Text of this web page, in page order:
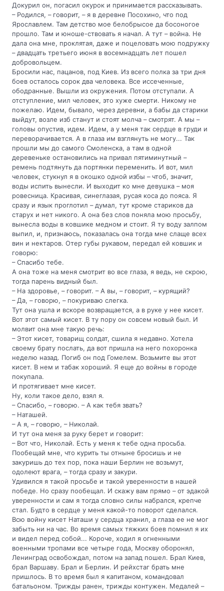
Докурил он, погасил окурок и принимается рассказывать.
– Родился, – говорит, – я в деревне Посохино, что под
Ярославлем. Там детство мое белобрысое да босоногое
прошло. Там и юноше-ствовать я начал. А тут – война. Не
дала она мне, проклятая, даже и поцеловать мою подружку
– двадцать третьего июня в восемнадцать лет пошел
добровольцем.
Бросили нас, пацанов, под Киев. Из всего полка за три дня
боев осталось сорок два человека. Все иссеченные,
ободранные. Вышли из окружения. Потом отступали. А
отступление, мил человек, это хуже смерти. Никому не
пожелаю. Идем, бывало, через деревни, а бабы да старики
выйдут, возле изб станут и стоят молча – смотрят. А мы –
головы опустив, идем. Идем, а у меня так сердце в груди и
переворачивается. А в глаза им взглянуть не могу... Так
прошли мы до самого Смоленска, а там в одной
деревеньке остановились на привал пятиминутный –
ремень подтянуть да портянки переменить. И вот, мил
человек, стукнул я в окошко одной избы – чтоб, значит,
воды испить вынесли. И выходит ко мне девушка – моя
ровесница. Красивая, синеглазая, русая коса до пояса. Я
сразу и язык проглотил – думал, тут кроме стариков да
старух и нет никого. А она без слов поняла мою просьбу,
вынесла воды в ковшике медном и стоит. Я ту воду залпом
выпил, и, признаюсь, показалась она тогда мне слаще всех
вин и нектаров. Отер губы рукавом, передал ей ковшик и
говорю:
– Спасибо тебе.
А она тоже на меня смотрит во все глаза, я ведь, не скрою,
тогда парень видный был.
– На здоровье, – говорит. – А вы, – говорит, – курящий?
– Да, – говорю, – покуриваю слегка.
Тут она ушла и вскоре возвращается, а в руке у нее кисет.
Вот этот самый кисет. В ту пору он совсем новый был. И
молвит она мне такую речь:
– Этот кисет, товарищ солдат, сшила я недавно. Хотела
своему брату послать, да вот пришла на него похоронка
неделю назад. Погиб он под Гомелем. Возьмите вы этот
кисет. В нем и табак хороший. Я еще до войны в городе
покупала.
И протягивает мне кисет.
Ну, коли такое дело, взял я.
– Спасибо, – говорю. – А как тебя звать?
– Наташей.
– А я, – говорю, – Николай.
И тут она меня за руку берет и говорит:
– Вот что, Николай. Есть у меня к тебе одна просьба.
Пообещай мне, что курить ты отныне бросишь и не
закуришь до тех пор, пока наши Берлин не возьмут,
одолеют врага, – тогда сразу и закури.
Удивился я такой просьбе и такой уверенности в нашей
победе. Но сразу пообещал. И скажу вам прямо – от эдакой
уверенности и сам я тогда словно силы набрался, крепче
стал. Будто в сердце у меня какой-то поворот сделался.
Всю войну кисет Наташи у сердца хранил, а глаза ее не мог
забыть ни на час. Во время самых тяжких боев помнил я их
и видел перед собой... Короче, ходил я огненными
военными тропами все четыре года, Москву оборонял,
Ленинград освобождал, потом на запад пошел. Брал Киев,
брал Варшаву. Брал и Берлин. И рейхстаг брать мне
пришлось. В то время был я капитаном, командовал
батальоном. Трижды ранен, трижды контужен. Медалей –